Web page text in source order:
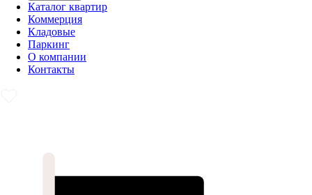
Каталог квартир
Коммерция
Кладовые
Паркинг
О компании
Контакты